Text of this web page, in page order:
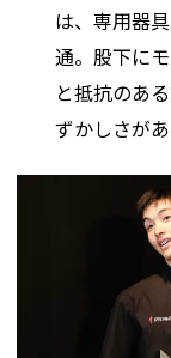
は、専用器
通。股下に
と抵抗のあ
ずかしさが